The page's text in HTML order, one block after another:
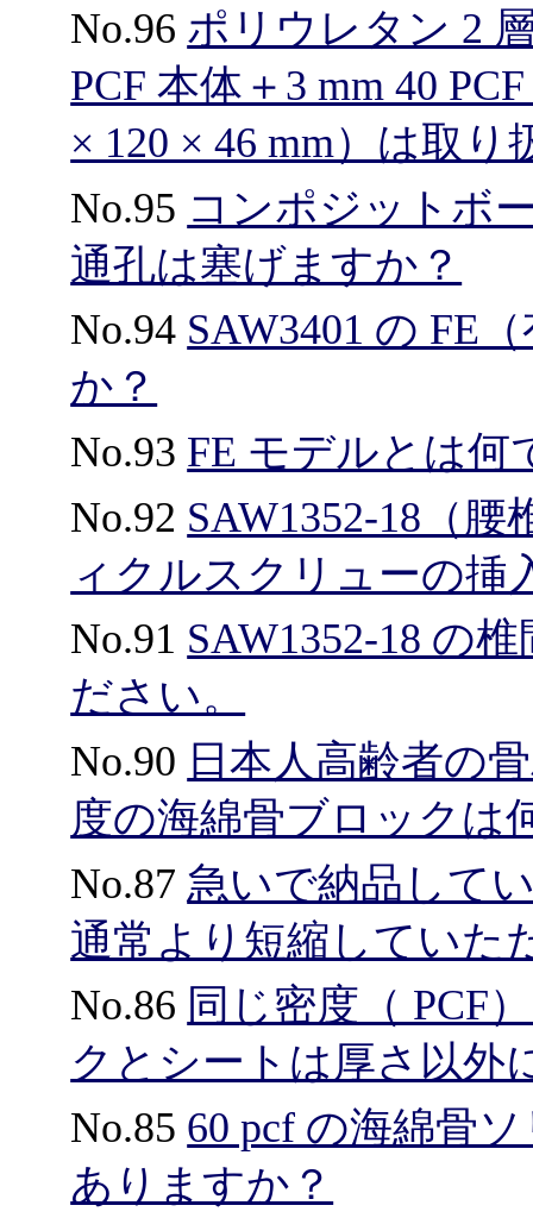
No.96 ポリウレタン 2
PCF 本体＋3 mm 40
× 120 × 46 mm）は取
No.95 コンポジットボ
通孔は塞げますか？
No.94 SAW3401 の FE
か？
No.93 FE モデルとは何
No.92 SAW1352-18（腰
ィクルスクリューの挿
No.91 SAW1352-18 の
ださい。
No.90 日本人高齢者の
度の海綿骨ブロックは
No.87 急いで納品して
通常より短縮していた
No.86 同じ密度（ PCF
クとシートは厚さ以外
No.85 60 pcf の海綿骨
ありますか？